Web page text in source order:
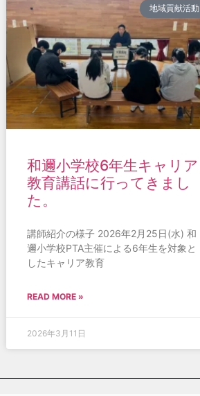
地域貢献活動
和邇小学校6年生キャリア
教育講話に行ってきまし
た。
講師紹介の様子 2026年2月25日(水) 和
邇小学校PTA主催による6年生を対象と
したキャリア教育
READ MORE »
2026年3月11日